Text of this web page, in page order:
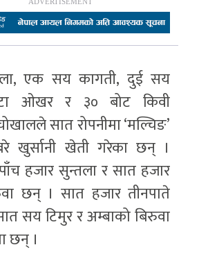
एक सय कागती, दुई सय
ओखर र ३० बोट किवी
सात रोपनीमा ‘मल्चिङ’
खुर्सानी खेती गरेका छन् ।
हजार सुन्तला र सात हजार
छन् । सात हजार तीनपाते
सय टिमुर र अम्बाको बिरुवा
छन् ।